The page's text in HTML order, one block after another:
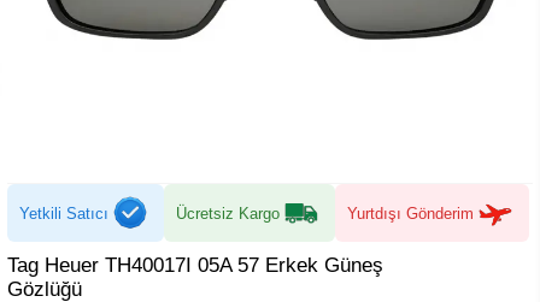
Yetkili Satıcı Ücretsiz Kargo Yurtdışı Gönderim
Tag Heuer TH40017I 05A 57 Erkek Güneş
Gözlüğü